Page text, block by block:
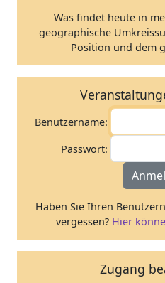
Was findet heute in
geographische
Position und dem
Benutzername:
Passwort:
Haben Sie Ihren
vergessen? Hier
Zugang